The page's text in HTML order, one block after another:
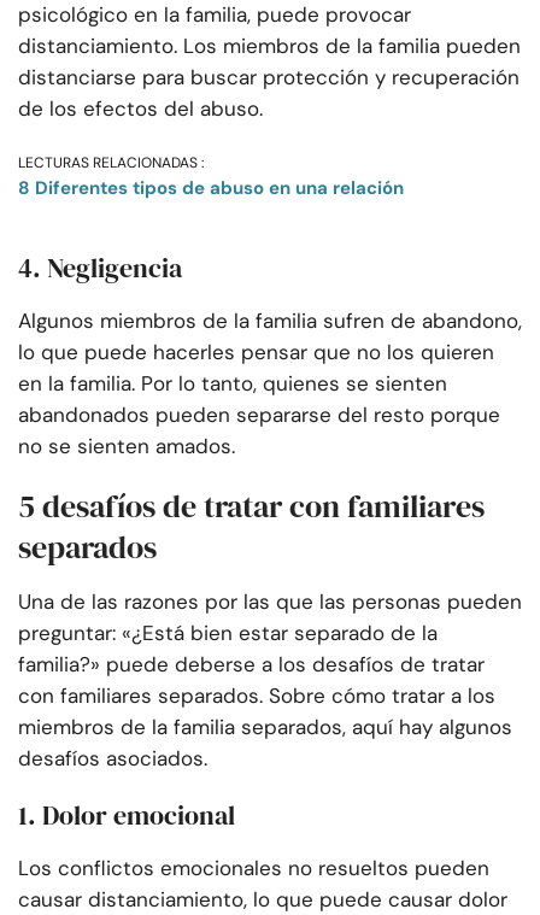
psicológico en la familia, puede provocar
distanciamiento. Los miembros de la familia pueden
distanciarse para buscar protección y recuperación
de los efectos del abuso.
LECTURAS RELACIONADAS :
8 Diferentes tipos de abuso en una relación
4. Negligencia
Algunos miembros de la familia sufren de abandono,
lo que puede hacerles pensar que no los quieren
en la familia. Por lo tanto, quienes se sienten
abandonados pueden separarse del resto porque
no se sienten amados.
5 desafíos de tratar con familiares
separados
Una de las razones por las que las personas pueden
preguntar: «¿Está bien estar separado de la
familia?» puede deberse a los desafíos de tratar
con familiares separados. Sobre cómo tratar a los
miembros de la familia separados, aquí hay algunos
desafíos asociados.
1. Dolor emocional
Los conflictos emocionales no resueltos pueden
causar distanciamiento, lo que puede causar dolor